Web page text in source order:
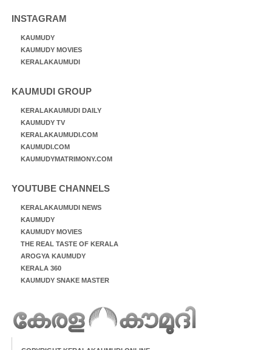
INSTAGRAM
KAUMUDY
KAUMUDY MOVIES
KERALAKAUMUDI
KAUMUDI GROUP
KERALAKAUMUDI DAILY
KAUMUDY TV
KERALAKAUMUDI.COM
KAUMUDI.COM
KAUMUDYMATRIMONY.COM
YOUTUBE CHANNELS
KERALAKAUMUDI NEWS
KAUMUDY
KAUMUDY MOVIES
THE REAL TASTE OF KERALA
AROGYA KAUMUDY
KERALA 360
KAUMUDY SNAKE MASTER